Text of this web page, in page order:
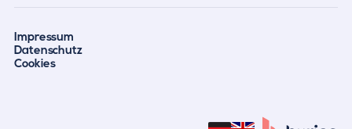
Impressum
Datenschutz
Cookies